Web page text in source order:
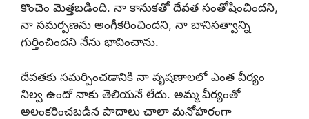
కొంచెం మెత్తబడింది. నా కానుకతో దేవత సంతోషించిందని,
నా సమర్పణను అంగీకరించిందని, నా బానిసత్వాన్ని
గుర్తించిందని నేను భావించాను.
దేవతకు సమర్పించడానికి నా వృషణాలలో ఎంత వీర్యం
నిల్వ ఉందో నాకు తెలియనే లేదు. అమ్మ వీర్యంతో
అలంకరించబడిన పాదాలు చాలా మనోహరంగా